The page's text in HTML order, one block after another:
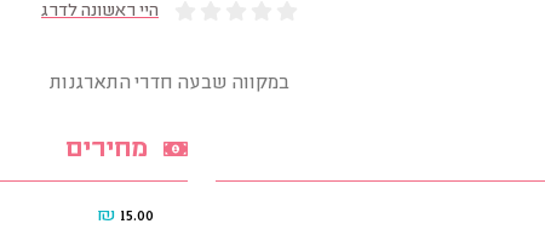
היי ראשונה לדרג
במקווה שבעה חדרי התארגנות
מחירים
15.00
₪